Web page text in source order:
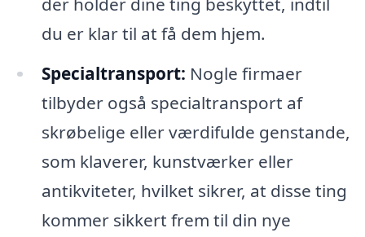
du er klar til at få dem hjem.
Specialtransport: Nogle firmaer
tilbyder også specialtransport af
skrøbelige eller værdifulde genstande,
som klaverer, kunstværker eller
antikviteter, hvilket sikrer, at disse ting
kommer sikkert frem til din nye